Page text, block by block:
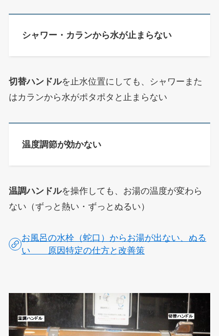
シャワー・カランから水が止まらない
切替ハンドルを止水位置にしても、シャワーまた
はカランから水がポタポタと止まらない
温度調節が効かない
温調ハンドルを操作しても、お湯の温度が変わら
ない（ずっと熱い・ずっとぬるい）
お風呂の水栓（蛇口）からお湯が出ない、ぬる
い 原因特定の仕方と改善策